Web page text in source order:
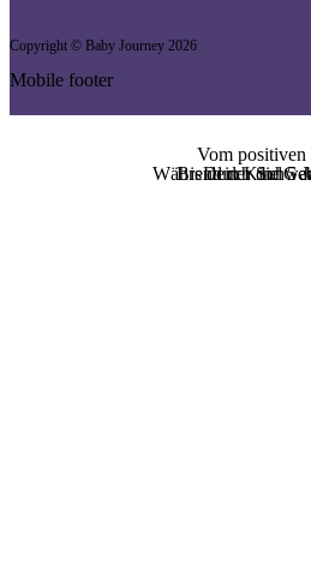
Vom positiven
Während der
Durch die
Bis dein Kind 5
Copyright © Baby Journey 2026
Mobile footer